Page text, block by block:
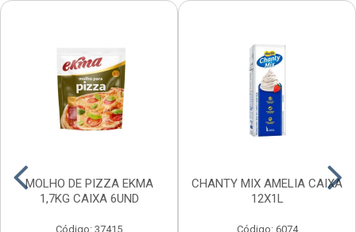
MOLHO DE PIZZA EKMA
1,7KG CAIXA 6UND
Código: 37415
CHANTY MIX AMELIA CAIXA
12X1L
Código: 6074